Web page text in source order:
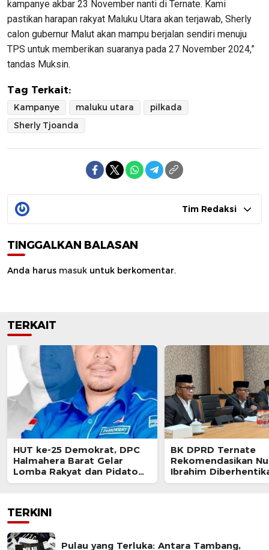
kampanye akbar 23 November nanti di Ternate. Kami
pastikan harapan rakyat Maluku Utara akan terjawab, Sherly
calon gubernur Malut akan mampu berjalan sendiri menuju
TPS untuk memberikan suaranya pada 27 November 2024,”
tandas Muksin.
Tag Terkait:
Kampanye maluku utara
pilkada
Sherly Tjoanda
Tim Redaksi
TINGGALKAN BALASAN
Anda harus masuk untuk berkomentar.
TERKAIT
HUT ke-25 Demokrat, DPC
Halmahera Barat Gelar
Lomba Rakyat dan Pidato
AHY Muda
BK DPRD Ternate
Rekomendasikan
Ibrahim
Akibat Pelanggaran
TERKINI
Pulau yang Terluka: Antara Tambang,